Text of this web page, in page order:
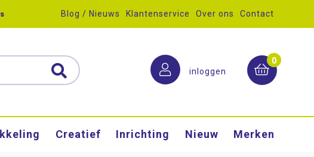
Blog / Nieuws Klantenservice Over ons Contact
inloggen
0
Creatief Inrichting Nieuw Merken